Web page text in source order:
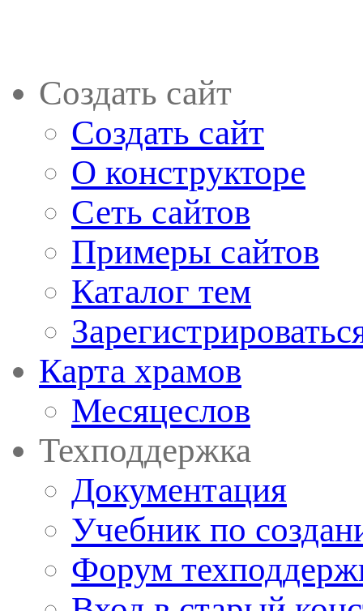
Создать сайт
Создать сайт
О конструкторе
Сеть сайтов
Примеры сайтов
Каталог тем
Карта храмов
Месяцеслов
Техподдержка
Документация
Учебник по
Форум